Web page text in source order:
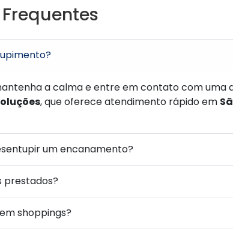
a calma e entre em contato com uma
, que oferece atendimento rápido em
um encanamento?
prestados?
shoppings?